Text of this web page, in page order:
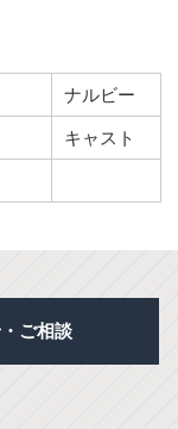
ナルビー
キャスト
ご相談